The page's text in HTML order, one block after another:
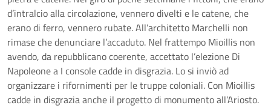
d’intralcio alla circolazione, vennero divelti e le catene, che
erano di ferro, vennero rubate. All’architetto Marchelli non
rimase che denunciare l’accaduto. Nel frattempo Mioillis non
avendo, da repubblicano coerente, accettato l’elezione Di
Napoleone a I console cadde in disgrazia. Lo si inviò ad
organizzare i rifornimenti per le truppe coloniali. Con Mioillis
cadde in disgrazia anche il progetto di monumento all’Ariosto.